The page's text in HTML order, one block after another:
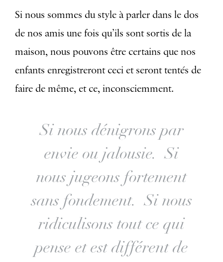
Si nous sommes du style à parler dans le dos
de nos amis une fois qu’ils sont sortis de la
maison, nous pouvons être certains que nos
enfants enregistreront ceci et seront tentés de
faire de même, et ce, inconsciemment.
Si nous dénigrons par
envie ou jalousie. Si
nous jugeons fortement
sans fondement. Si nous
ridiculisons tout ce qui
pense et est différent de